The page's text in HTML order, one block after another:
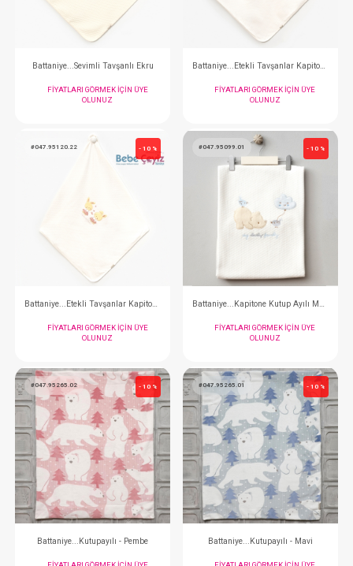
Battaniye...Süs Dikişli Ayıcık - Gri Battaniye...Sevimli
Battaniye...Sevimli Tavşanlı Ekru
FIYATLARI GÖRMEK IÇIN ÜYE
OLUNUZ
FIYATLARI
OLUNUZ
#047.95120.22 - 10 % #047.95099.01